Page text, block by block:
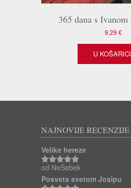
365 dana s
9,29€
U
NAJNOVIJE RECENZIJE
Velike hereze
Ocjenjeno5
od 5
od NeŠebek
Posveta svetom Josipu